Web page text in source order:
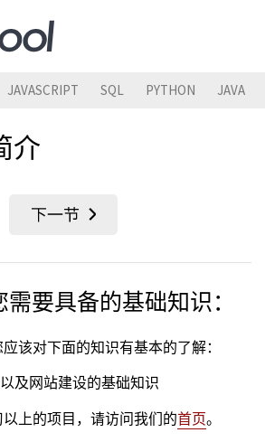
JAVASCRIPT SQL PYTHON JAVA
介
要具备的基础知识：
该对下面的知识有基本的了解：
及网站建设的基础知识
上的项目，请访问我们的首页。